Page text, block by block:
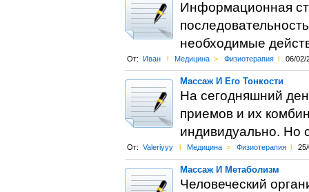
Информационная
необходимые
От: Иван l Медицина > Физиотерапия l 06/02/
Массаж И Его Тонкости
На сегодняшний
приемов и их
индивидуально. Но
От: Valeriyyy l Медицина > Физиотерапия l
Массаж И Метаболизм
Человеческий